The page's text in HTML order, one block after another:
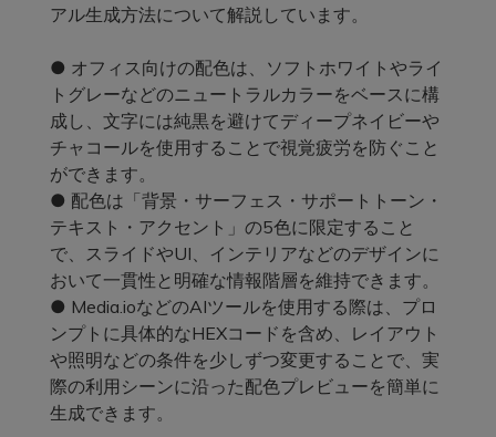
アル生成方法について解説しています。
● オフィス向けの配色は、ソフトホワイトやライ
トグレーなどのニュートラルカラーをベースに構
成し、文字には純黒を避けてディープネイビーや
チャコールを使用することで視覚疲労を防ぐこと
ができます。
● 配色は「背景・サーフェス・サポートトーン・
テキスト・アクセント」の5色に限定すること
で、スライドやUI、インテリアなどのデザインに
おいて一貫性と明確な情報階層を維持できます。
● Media.ioなどのAIツールを使用する際は、プロ
ンプトに具体的なHEXコードを含め、レイアウト
や照明などの条件を少しずつ変更することで、実
際の利用シーンに沿った配色プレビューを簡単に
生成できます。